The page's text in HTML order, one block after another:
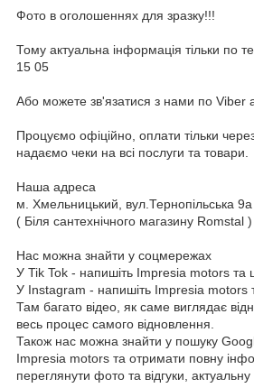
Фото в оголошеннях для зразку!!!
Тому актуальна інформація тільки по
15 05
Або можете зв'язатися з нами по Viber
Процуємо офіційно, оплати тільки
надаємо чеки на всі послуги та товари.
Наша адреса
м. Хмельницький, вул.Тернопільська 9а
( Біля сантехнічного магазину Romstal )
Нас можна знайти у соцмережах
У Tik Tok - напишіть Impresia motors та
У Instagram - напишіть Impresia motors
Там багато відео, як саме виглядає
весь процес самого відновлення.
Також нас можна знайти у пошуку
Impresia motors та отримати повну
переглянути фото та відгуки, актуальну